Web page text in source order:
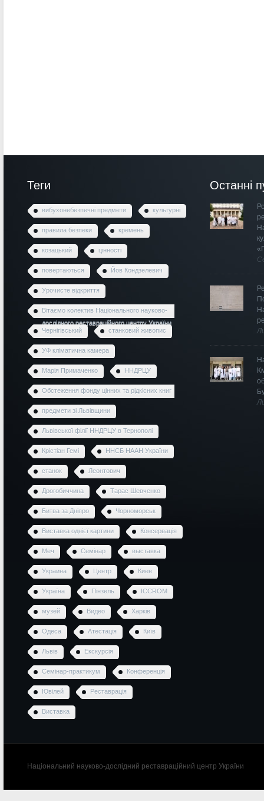
Теги
вибухонебезпечні предмети культурні
правила безпеки кремень
козацький цінності
повертаються Йов Кондзелевич
Урочисте відкриття
Вітаємо колектив Національного науково-
дослідного реставраційного центру України
Чернігівський
станковий живопис
УФ кліматична камера
Марія Примаченко ННДРЦУ
Обстеження фонду цінних та рідкісних книг
предмети зі Львівщини
Львівської філії ННДРЦУ в Тернополі
Крістіан Гемі ННСБ НААН України
станок Леонтович
Дрогобиччина Тарас Шевченко
Битва за Дніпро Чорноморськ
Виставка однієї картини Консервація
Меч Семінар выставка
Украина Центр Киев
Україна Пінзель ICCROM
музей Видео Харків
Одеса Атестація Київ
Львів Екскурсія
Семінар-практикум Конференція
Ювілей Реставрація
Виставка
Останні
Національний науково-дослідний реставраційний центр України